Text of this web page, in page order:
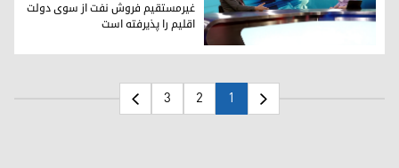
صباح صبحی، عضو کمیسیون نفت و گاز مجلس نمایندگان عراق در
غیرمستقیم فروش نفت از سوی دولت
اقلیم را پذیرفته است
1
2
3